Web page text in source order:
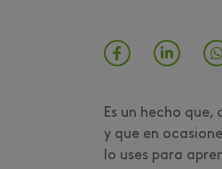
Es un hecho
y que en
lo uses para